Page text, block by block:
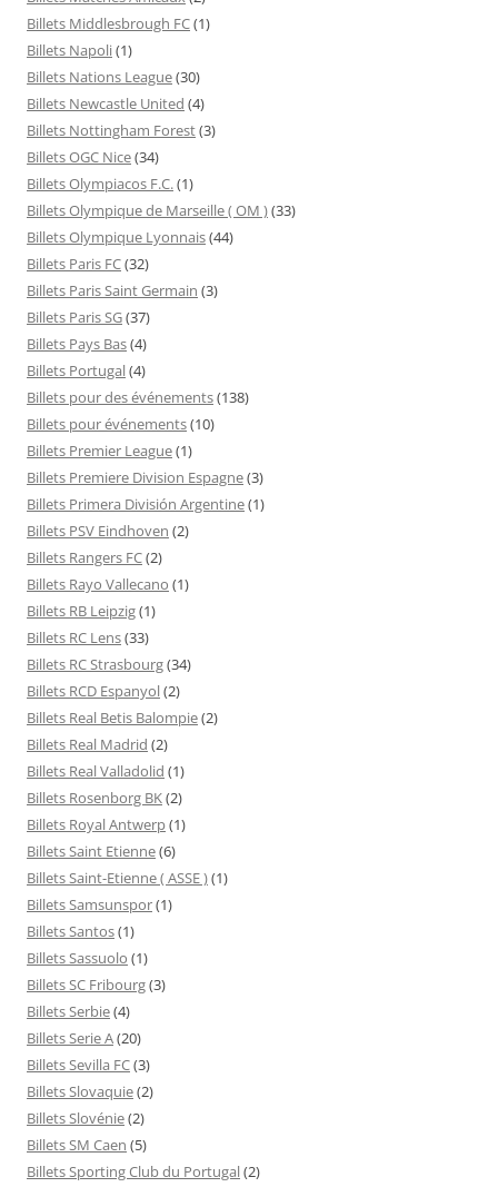
Billets Middlesbrough FC(1)
Billets Napoli(1)
Billets Nations League(30)
Billets Newcastle United (4)
Billets Nottingham Forest(3)
Billets OGC Nice(34)
Billets Olympiacos F.C.(1)
Billets Olympique de Marseille ( OM )(33)
Billets Olympique Lyonnais(44)
Billets Paris FC(32)
Billets Paris Saint Germain (3)
Billets Paris SG(37)
Billets Pays Bas(4)
Billets Portugal(4)
Billets pour des événements(138)
Billets pour événements(10)
Billets Premier League(1)
Billets Premiere Division Espagne(3)
Billets Primera División Argentine(1)
Billets PSV Eindhoven (2)
Billets Rangers FC(2)
Billets Rayo Vallecano (1)
Billets RB Leipzig(1)
Billets RC Lens(33)
Billets RC Strasbourg(34)
Billets RCD Espanyol(2)
Billets Real Betis Balompie(2)
Billets Real Madrid (2)
Billets Real Valladolid (1)
Billets Rosenborg BK(2)
Billets Royal Antwerp(1)
Billets Saint Etienne(6)
Billets Saint-Etienne ( ASSE )(1)
Billets Samsunspor(1)
Billets Santos(1)
Billets Sassuolo (1)
Billets SC Fribourg(3)
Billets Serbie(4)
Billets Serie A(20)
Billets Sevilla FC(3)
Billets Slovaquie(2)
Billets Slovénie(2)
Billets SM Caen (5)
Billets Sporting Club du Portugal(2)